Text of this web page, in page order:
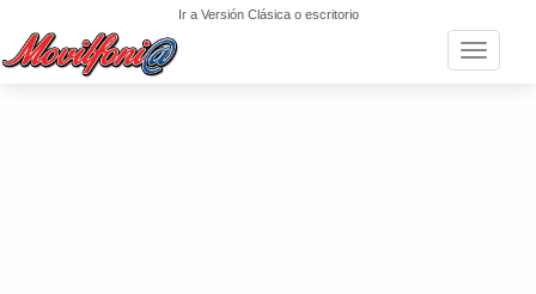
Ir a Versión Clásica o escritorio
Toggle